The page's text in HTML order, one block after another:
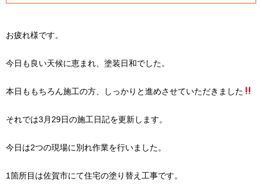
お疲れ様です。
今日も良い天候に恵まれ、塗装日和でした。
本日ももちろん施工の方、しっかりと進めさせていただきました
それでは3月29日の施工日記を更新します。
今日は2つの現場に別れ作業を行いました。
1箇所目は佐賀市にて住宅の塗り替え工事です。